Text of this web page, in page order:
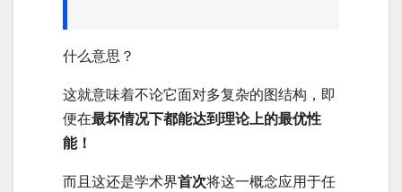
什么意思？
这就意味着不论它面对多复杂的图结构，即
便在最坏情况下都能达到理论上的最优性
能！
而且这还是学术界首次将这一概念应用于任